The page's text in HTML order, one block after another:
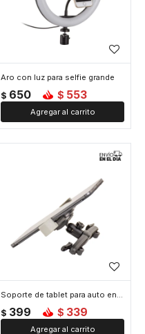
Aro con luz para selfie grande
$ 650 $ 553
Soporte de tablet para auto en apoya cabeza
$ 399 $ 339